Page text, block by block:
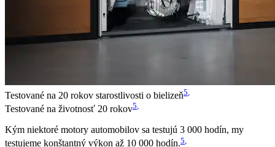
Testované na 20 rokov starostlivosti o bielizeň5
Testované na životnosť 20 rokov5,
Kým niektoré motory automobilov sa testujú 3 000 hodín, my
testujeme konštantný výkon až 10 000 hodín.5